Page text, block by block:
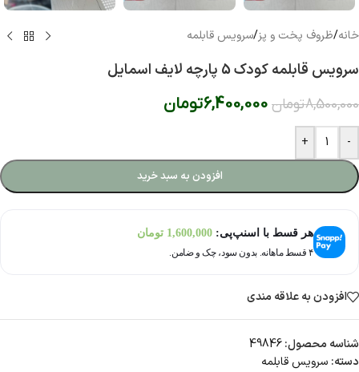
خانه/ظروف پخت و پز/سرویس قابلمه
سرویس قابلمه کودک 5 پارچه لایف اسمایل
8,500,000تومان 6,400,000تومان
-
+
افزودن به سبد خرید
هر قسط با اسنپ‌پی: 1,600,000 تومان
۴ قسط ماهانه. بدون سود، چک و ضامن.
افزودن به علاقه مندی
شناسه محصول:49846
دسته: سرویس قابلمه